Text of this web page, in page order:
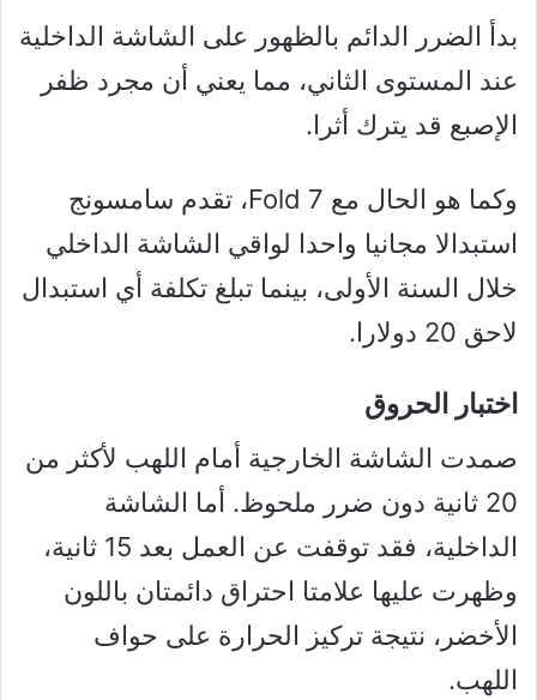
بدأ الضرر الدائم بالظهور على الشاشة الداخلية
عند المستوى الثاني، مما يعني أن مجرد ظفر
الإصبع قد يترك أثرا.
وكما هو الحال مع Fold 7، تقدم سامسونج
استبدالا مجانيا واحدا لواقي الشاشة الداخلي
خلال السنة الأولى، بينما تبلغ تكلفة أي استبدال
لاحق 20 دولارا.
اختبار الحروق
صمدت الشاشة الخارجية أمام اللهب لأكثر من
20 ثانية دون ضرر ملحوظ. أما الشاشة
الداخلية، فقد توقفت عن العمل بعد 15 ثانية،
وظهرت عليها علامتا احتراق دائمتان باللون
الأخضر، نتيجة تركيز الحرارة على حواف
اللهب.